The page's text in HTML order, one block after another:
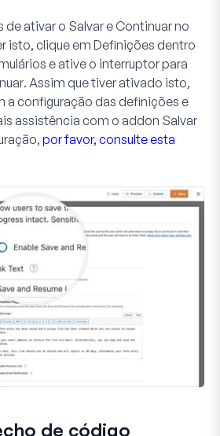
de ativar o Salvar e Continuarno
isto, clique em Definições dentro
e ative o interruptor para
. Assim que tiver ativado isto,
a configuração das definições e
assistência com o addon Salvar
por favor, consulte esta
de código